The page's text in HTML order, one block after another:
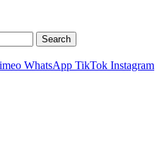
WhatsApp TikTok Instagram